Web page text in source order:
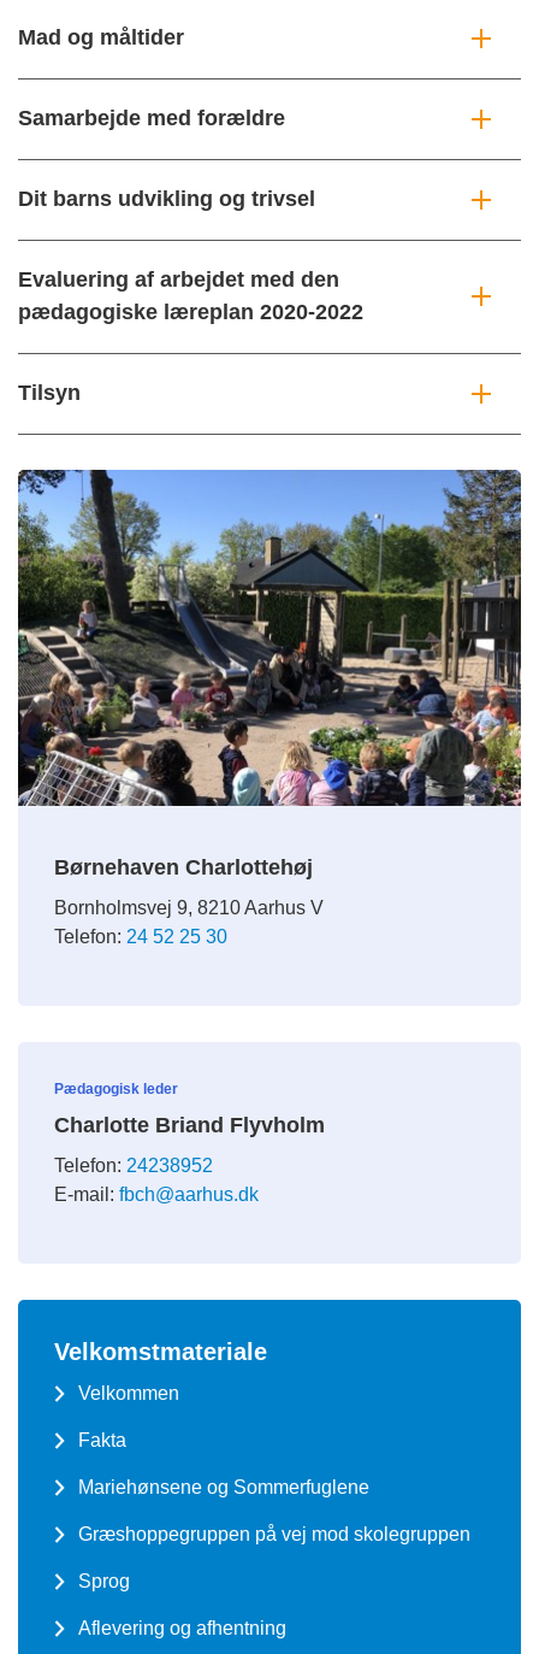
Mad og måltider
Samarbejde med forældre
Dit barns udvikling og trivsel
Evaluering af arbejdet med den
pædagogiske læreplan 2020-2022
Tilsyn
Børnehaven Charlottehøj
Bornholmsvej 9, 8210 Aarhus V
Telefon: 24 52 25 30
Pædagogisk leder
Charlotte Briand Flyvholm
Telefon: 24238952
E-mail: fbch@aarhus.dk
Velkomstmateriale
Velkommen
Fakta
Mariehønsene og Sommerfuglene
Græshoppegruppen på vej mod skolegruppen
Sprog
Aflevering og afhentning